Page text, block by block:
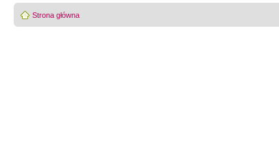
Strona główna